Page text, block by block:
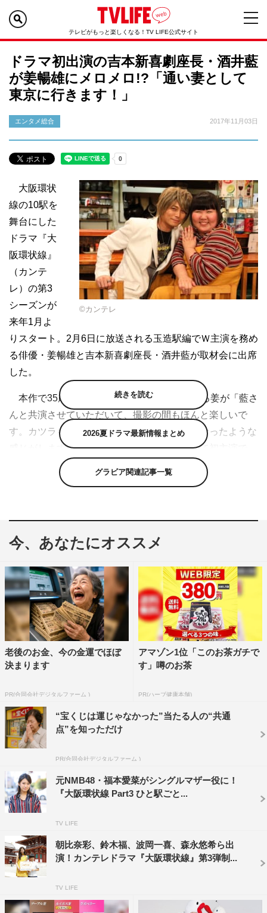
テレビがもっと楽しくなる！TV LIFE公式サイト
ドラマ初出演の吉本新喜劇座長・酒井藍
が姜暢雄にメロメロ!?「通い妻として
東京に行きます！」
エンタメ総合 2017年11月03日
©カンテレ
大阪環状
線の10駅を
舞台にした
ドラマ『大
阪環状線』
（カンテ
レ）の第3
シーズンが
来年1月よ
りスタート。2月6日に放送される玉造駅編でＷ主演を務め
る俳優・姜暢雄と吉本新喜劇座長・酒井藍が取材会に出席
した。
本作で35歳の崖っぷちホスト・大河を演じる姜が「藍さ
んと共演させていただいて、撮影の間もほんと楽しいで
す。カツラもなじんできて自分の体の一部になったような
感じがします」と語ると、ドラマ初出演にして初主演で、
ホストにハマる主婦・悠子役の酒井は「ホストにハマる自
分の役は、将来の自分を見てるようで怖いですけど…」と
そんなホストにハマる女性の心理について聞かれた酒井
は「姜さんに『ツケ払え！』って結構強く言われるシーン
です。でも最後にニコって笑うとこがあって。あ、こうい
うとこやなって」と姜をチラリ。「僕、大阪に引っ越さな
ダメですね」と笑う姜に、「じゃあ私が東京行きます。通
い妻として。環状線使って！」と役柄同様にメロメロな様
子で返し、新喜劇のような展開が繰り広げられた。
物語は、ホストの大河が客の悠子に店のツケの30万円を
ュンシーンも挟みつつ、2人は次第に「自分の居場所と
は？」と考え、自分自身と向き合い始める。
そんなドラマの見どころについて、酒井は「コンプレッ
クスを抱える女子を生まれ変わらせてくれる優しいドラマ
です。女子の皆さんには私と置き換えて見てほしい！」
と。姜も「僕たちは互いに背中を押し合っていたりして、
そういうスマイルだけじゃないところも見てほしいなと思
います。玉造なりのスマイルを届けたいです」とＰＲし
た。
2人が出演する『大阪環状線Part3 ひと駅ごとのスマイ
ル～玉造駅編「手のひらマスク」』は、来年2月6日（火）
続きを読む
2026夏ドラマ最新情報まとめ
グラビア関連記事一覧
今、あなたにオススメ
老後のお金、今の金運でほぼ
決まります
PR(合同会社デジタルファーム )
アマゾン1位「このお茶ガチで
す」噂のお茶
PR(ハーブ健康本舗)
“宝くじは運じゃなかった”当たる人の“共通
点”を知っただけ
PR(合同会社デジタルファーム )
元NMB48・福本愛菜がシングルマザー役に！
『大阪環状線 Part3 ひと駅ごと...
TV LIFE
朝比奈彩、鈴木福、波岡一喜、森永悠希ら出
演！カンテレドラマ『大阪環状線』第3弾制...
TV LIFE